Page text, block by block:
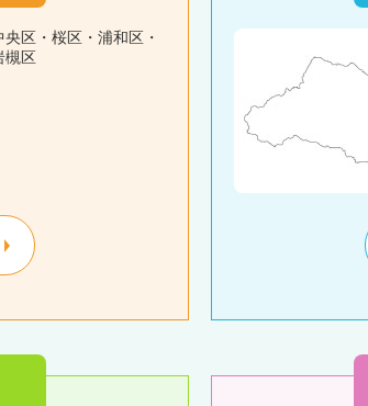
区・桜区・浦和区・
槻区